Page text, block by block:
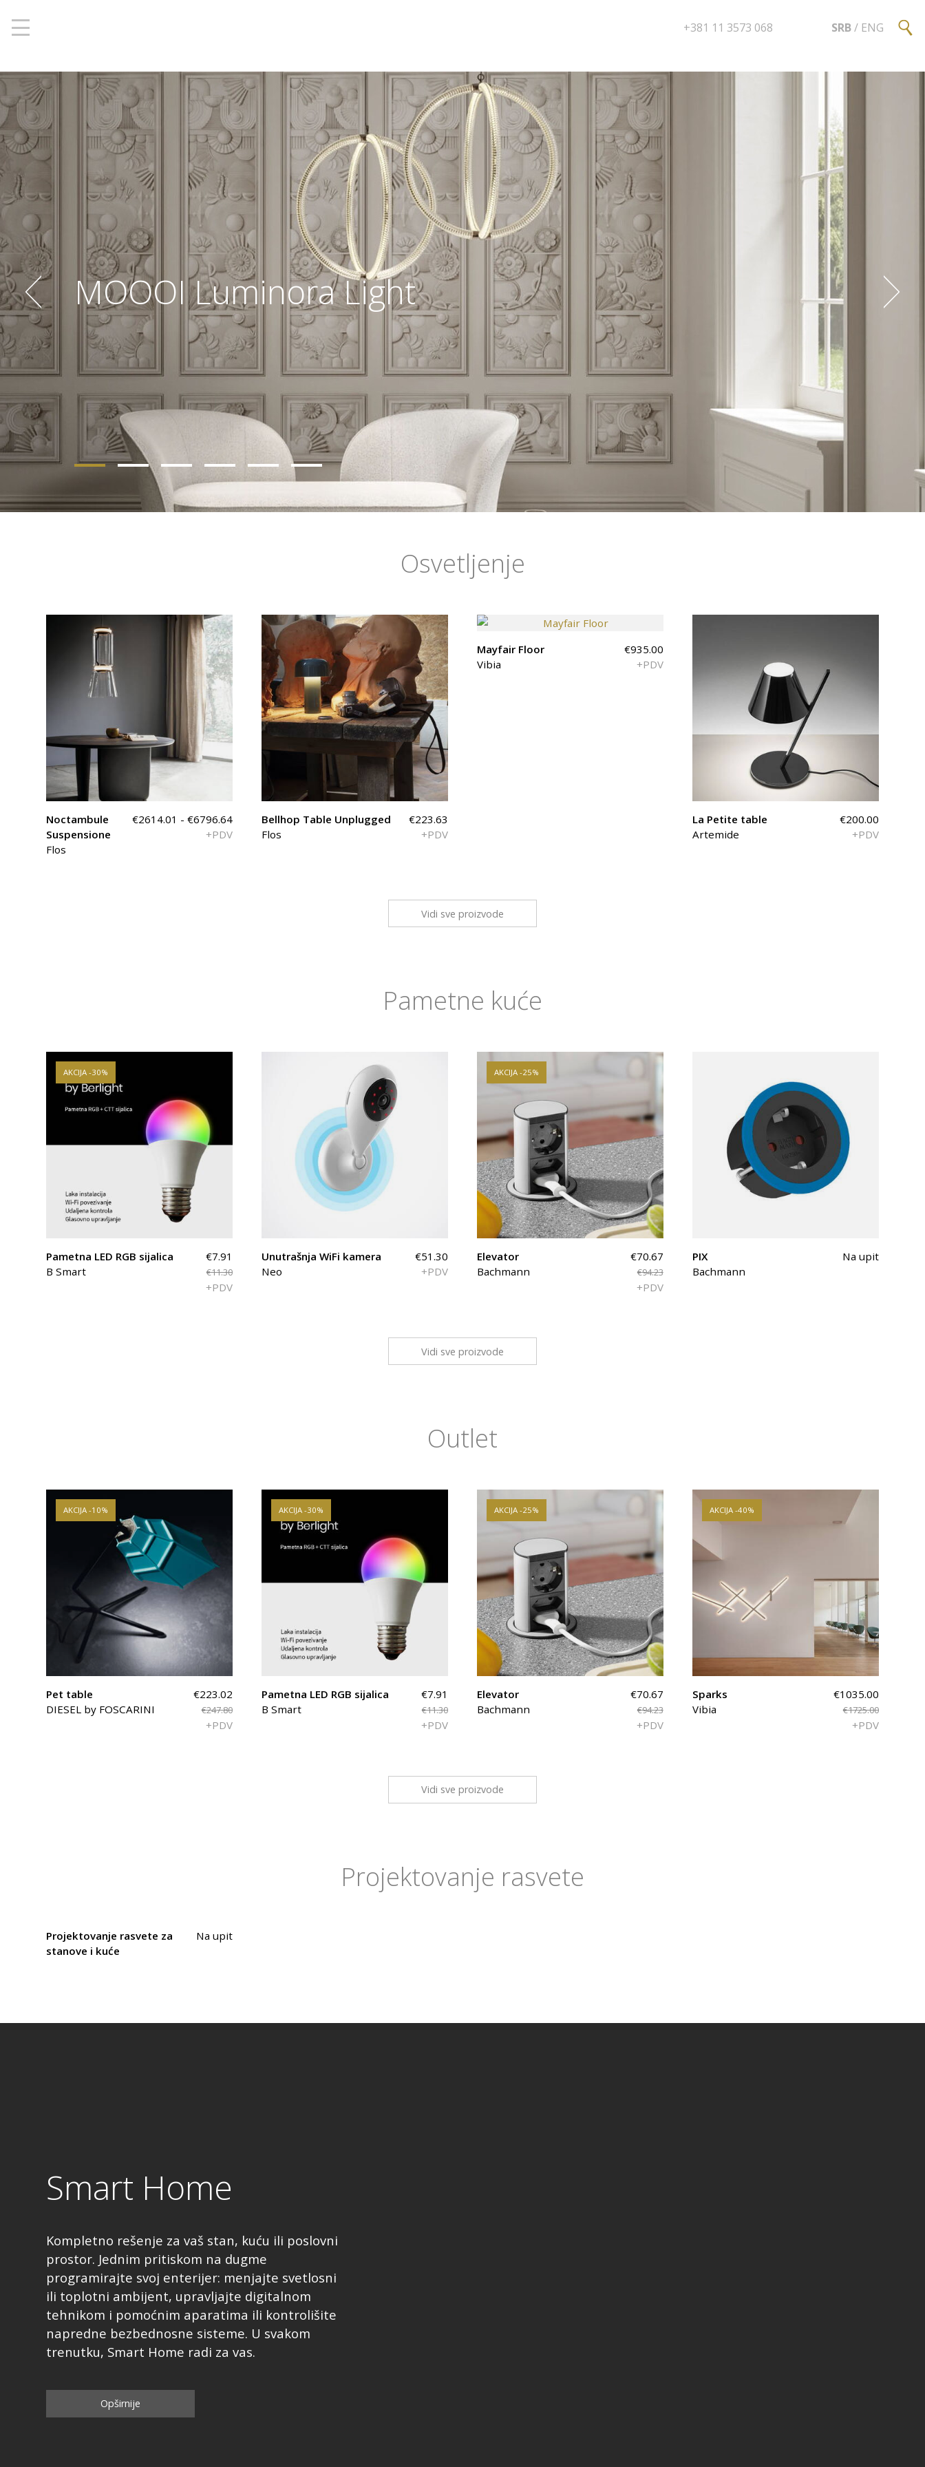
+381 11 3573 068
SRB/ ENG
MOOOI Luminora Light
Osvetljenje
€2614.01 - €6796.64
+PDV
Noctambule
Suspensione
Flos
€223.63
+PDV
Bellhop Table Unplugged
Flos
€935.00
+PDV
Mayfair Floor
Vibia
€200.00
+PDV
La Petite table
Artemide
Vidi sve proizvode
Pametne kuće
AKCIJA -30%
€7.91
€11.30
+PDV
Pametna LED RGB sijalica
B Smart
€51.30
+PDV
Unutrašnja WiFi kamera
Neo
AKCIJA -25%
€70.67
€94.23
+PDV
Elevator
Bachmann
Na upit
PIX
Bachmann
Vidi sve proizvode
Outlet
AKCIJA -10%
€223.02
€247.80
+PDV
Pet table
DIESEL by FOSCARINI
AKCIJA -30%
€7.91
€11.30
+PDV
Pametna LED RGB sijalica
B Smart
AKCIJA -25%
€70.67
€94.23
+PDV
Elevator
Bachmann
AKCIJA -40%
€1035.00
€1725.00
+PDV
Sparks
Vibia
Vidi sve proizvode
Projektovanje rasvete
Na upit
Projektovanje rasvete za
stanove i kuće
Smart Home
Kompletno rešenje za vaš stan, kuću ili poslovni
prostor. Jednim pritiskom na dugme
programirajte svoj enterijer: menjajte svetlosni
ili toplotni ambijent, upravljajte digitalnom
tehnikom i pomoćnim aparatima ili kontrolišite
napredne bezbednosne sisteme. U svakom
trenutku, Smart Home radi za vas.
Opširnije